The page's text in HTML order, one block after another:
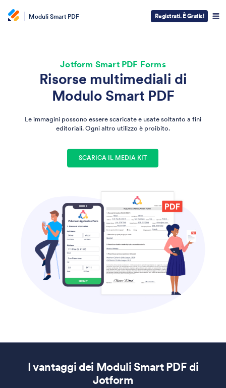
Moduli Smart PDF Registrati. È Gratis!
Jotform Smart PDF Forms
Risorse multimediali di
Modulo Smart PDF
Le immagini possono essere scaricate e usate soltanto a fini
editoriali. Ogni altro utilizzo è proibito.
SCARICA IL MEDIA KIT
I vantaggi dei Moduli Smart PDF di
Jotform